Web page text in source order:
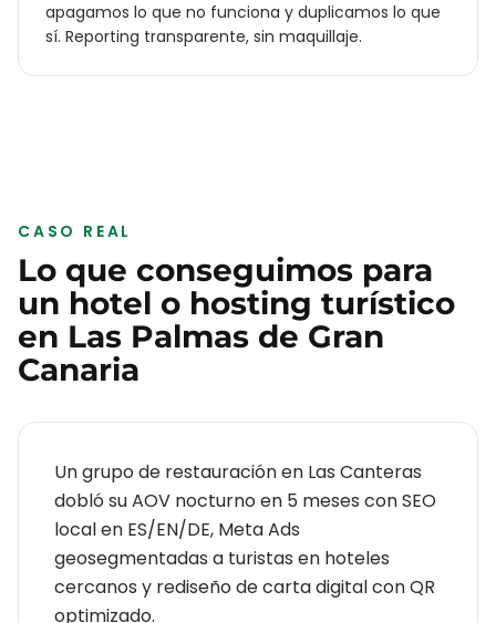
apagamos lo que no funciona y duplicamos lo que
sí. Reporting transparente, sin maquillaje.
CASO REAL
Lo que conseguimos para
un hotel o hosting turístico
en Las Palmas de Gran
Canaria
Un grupo de restauración en Las Canteras
dobló su AOV nocturno en 5 meses con SEO
local en ES/EN/DE, Meta Ads
geosegmentadas a turistas en hoteles
cercanos y rediseño de carta digital con QR
optimizado.